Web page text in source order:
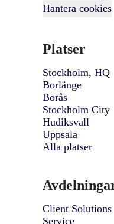
Hantera cookies
Platser
Stockholm, HQ
Borlänge
Borås
Stockholm City
Hudiksvall
Uppsala
Alla platser
Client Solutions
Service